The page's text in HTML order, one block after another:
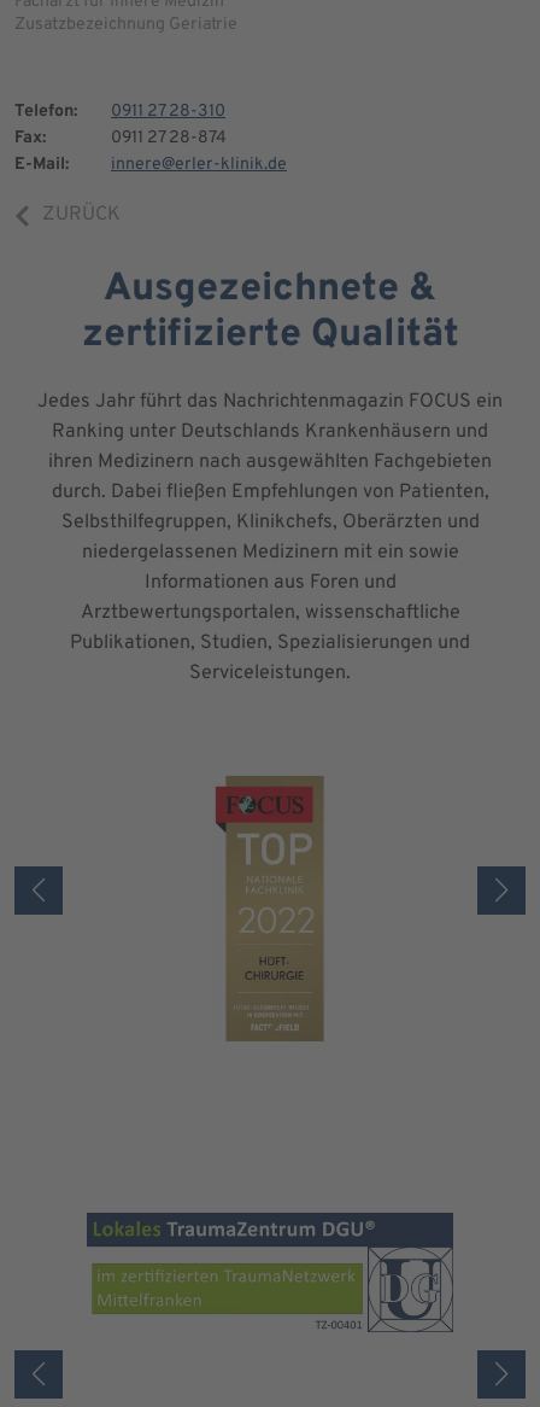
Zusatzbezeichnung Geriatrie
Telefon:
0911 27 28-310
Fax:
0911 27 28-874
E-Mail:
innere@erler-klinik.de
ZURÜCK
Ausgezeichnete &
zertifizierte Qualität
Jedes Jahr führt das Nachrichtenmagazin FOCUS ein
Ranking unter Deutschlands Krankenhäusern und
ihren Medizinern nach ausgewählten Fachgebieten
durch. Dabei fließen Empfehlungen von Patienten,
Selbsthilfegruppen, Klinikchefs, Oberärzten und
niedergelassenen Medizinern mit ein sowie
Informationen aus Foren und
Arztbewertungsportalen, wissenschaftliche
Publikationen, Studien, Spezialisierungen und
Serviceleistungen.